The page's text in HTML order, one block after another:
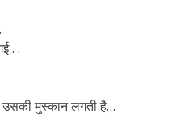
. .
उसकी मुस्कान लगती है…